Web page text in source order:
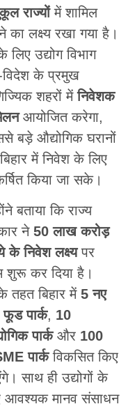
राज्योंमें शामिल
का लक्ष्य रखा गया है।
लिए उद्योग विभाग
के प्रमुख
शहरों मेंनिवेशक
आयोजित करेगा,
बड़े औद्योगिक घरानों
में निवेश के लिए
किया जा सके।
बताया कि राज्य
ने 50 लाख करोड़
के निवेश लक्ष्यपर
शुरू कर दिया है।
तहत बिहार में 5 नए
फूड पार्क, 10
पार्कऔर 100
पार्कविकसित किए
साथ ही उद्योगों के
आवश्यक मानव संसाधन